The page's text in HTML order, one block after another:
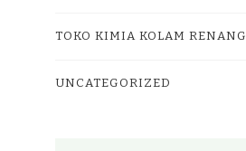
TOKO KIMIA KOLAM RENANG
UNCATEGORIZED